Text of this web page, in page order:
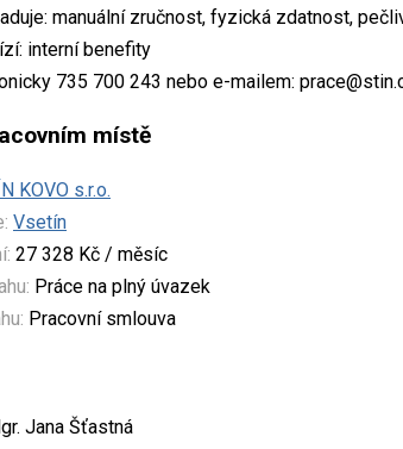
manuální zručnost, fyzická zdatnost,
interní benefity
735 700 243 nebo e-mailem:
místě
KOVO s.r.o.
Vsetín
27 328 Kč / měsíc
Práce na plný úvazek
Pracovní smlouva
Jana Šťastná